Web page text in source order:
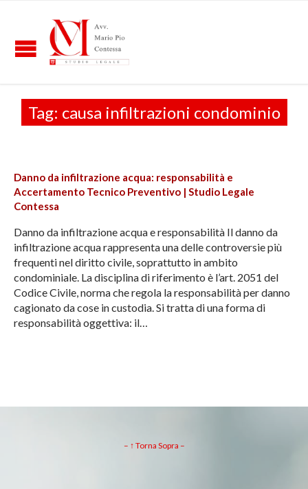
Tag: causa infiltrazioni condominio
Danno da infiltrazione acqua: responsabilità e
Accertamento Tecnico Preventivo | Studio Legale
Contessa
Danno da infiltrazione acqua e responsabilità Il danno da
infiltrazione acqua rappresenta una delle controversie più
frequenti nel diritto civile, soprattutto in ambito
condominiale. La disciplina di riferimento è l’art. 2051 del
Codice Civile, norma che regola la responsabilità per danno
cagionato da cose in custodia. Si tratta di una forma di
responsabilità oggettiva: il…
– ↑ Torna Sopra –